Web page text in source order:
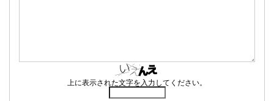
上に表示された文字を入力してください。